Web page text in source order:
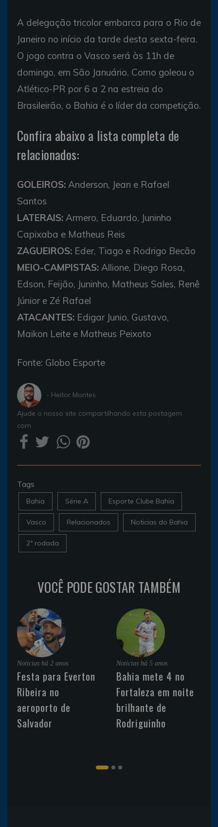
A delegação tricolor embarca para o Rio de
Janeiro no início da tarde desta sexta-feira.
O jogo contra o Vasco será às 11h de
domingo, em São Januário. Como goleou o
Atlético-PR por 6 a 2 na estreia do
Brasileirão, o Bahia é o líder da competição.
Confira abaixo a lista completa de
relacionados:
GOLEIROS: Anderson, Jean e Rafael
Santos
LATERAIS: Armero, Eduardo, Juninho
Capixaba e Matheus Reis
ZAGUEIROS: Eder, Tiago e Rodrigo Becão
MEIO-CAMPISTAS: Allione, Diego Rosa,
Edson, Feijão, Juninho, Matheus Sales, Renê
Júnior e Zé Rafael
ATACANTES: Edigar Junio, Gustavo,
Maikon Leite e Matheus Peixoto
Fonte: Globo Esporte
- Heitor Montes
Ajude o nosso site compartilhando esta postagem
com
Tags
Bahia Série A Esporte Clube Bahia
Vasco Relacionados Noticias do Bahia
2ª rodada
VOCÊ PODE GOSTAR TAMBÉM
Noticias há 2 anos
Festa para Everton
Ribeira no
aeroporto de
Salvador
Noticias há 5 anos
Bahia mete 4 no
Fortaleza em noite
brilhante de
Rodriguinho